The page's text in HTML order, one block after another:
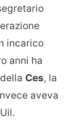
incarico
anni ha
Ces, la
aveva